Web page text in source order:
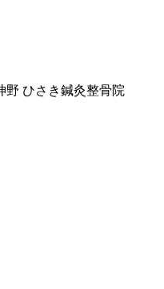
野 ひさき鍼灸整骨院